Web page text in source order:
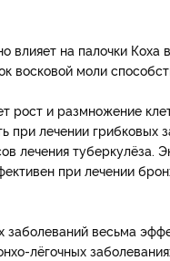
влияет на палочки
восковой моли
рост и размножение
при лечении грибковых
лечения туберкулёза.
при лечении
заболеваний весьма
лёгочных